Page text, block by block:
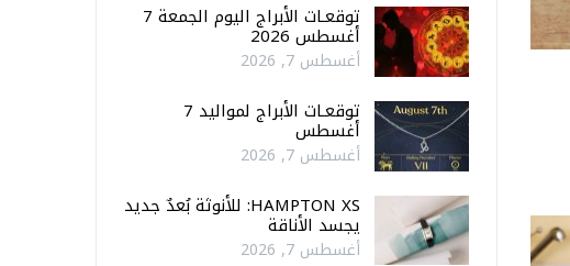
توقعـات الأبراج اليوم الجمعة 7
أغسطس 2026
أغسطس 7, 2026
توقعـات الأبراج لمواليد 7
أغسطس
أغسطس 7, 2026
HAMPTON XS: للأنوثة بُعدٌ جديد
يجسد الأناقة
أغسطس 7, 2026